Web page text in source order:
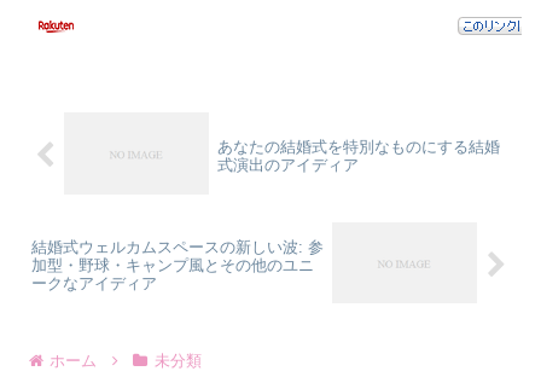
あなたの結婚式を特別なものにする結婚
式演出のアイディア
結婚式ウェルカムスペースの新しい波: 参
加型・野球・キャンプ風とその他のユニ
ークなアイディア
ホーム 未分類